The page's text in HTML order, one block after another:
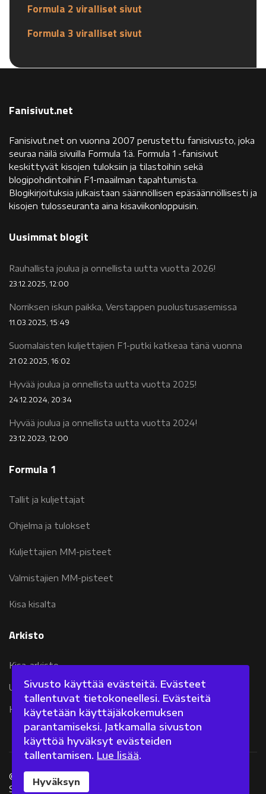
Formula 2 viralliset sivut
Formula 3 viralliset sivut
Fanisivut.net
Fanisivut.net on vuonna 2007 perustettu fanisivusto, joka
seuraa näilä sivuilla Formula 1:ä. Formula 1 -fanisivut
keskittyvät kisojen tuloksiin ja tilastoihin sekä
blogipohdintoihin F1-maailman tapahtumista.
Blogikirjoituksia julkaistaan säännöllisen epäsäännöllisesti ja
kisojen tulosseuranta aina kisaviikonloppuisin.
Uusimmat blogit
Rauhallista joulua ja onnellista uutta vuotta 2026!
23.12.2025, 12:00
Norriksen iskun paikka, Verstappen puolustusasemissa
11.03.2025, 15:49
Suomalaisten kuljettajien F1-putki katkeaa tänä vuonna
21.02.2025, 16:02
Hyvää joulua ja onnellista uutta vuotta 2025!
24.12.2024, 20:34
Hyvää joulua ja onnellista uutta vuotta 2024!
23.12.2023, 12:00
Formula 1
Tallit ja kuljettajat
Ohjelma ja tulokset
Kuljettajien MM-pisteet
Valmistajien MM-pisteet
Kisa kisalta
Arkisto
Kisa-arkisto
Uutisarkisto 2007-2011
Kolumniarkisto 2007-2011
©
2026 Fanisivut.net
Sisältötuotanto: Jarkko Nieminen
Sivusto käyttää evästeitä. Evästeet
tallentuvat tietokoneellesi. Evästeitä
käytetään käyttäjäkokemuksen
parantamiseksi. Jatkamalla sivuston
käyttöä hyväksyt evästeiden
tallentamisen. Lue lisää.
Hyväksyn